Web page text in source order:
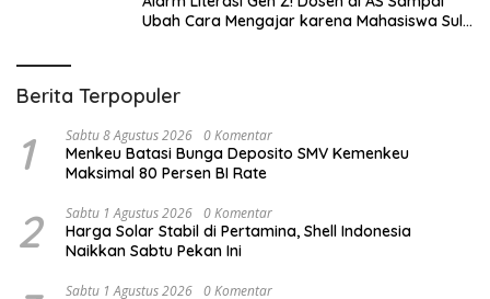
Ubah Cara Mengajar karena Mahasiswa Sulit
Berita Terpopuler
1 Sabtu 8 Agustus 2026 0 Komentar
Menkeu Batasi Bunga Deposito SMV Kemenkeu
Maksimal 80 Persen BI Rate
2 Sabtu 1 Agustus 2026 0 Komentar
Harga Solar Stabil di Pertamina, Shell Indonesia
Naikkan Sabtu Pekan Ini
Sabtu 1 Agustus 2026 0 Komentar